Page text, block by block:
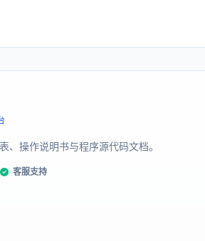
、操作说明书与程序源代码文档。
客服支持